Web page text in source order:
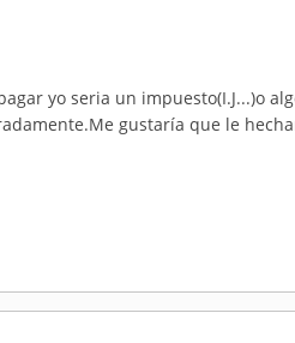
yo seria un impuesto(I.J...)o
gustaría que le